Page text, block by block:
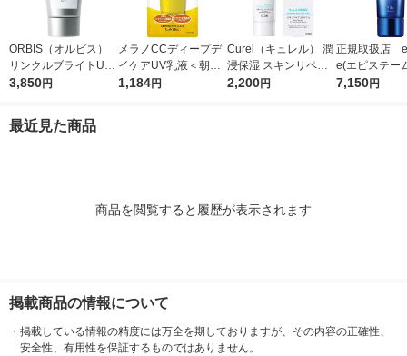
ORBIS（オルビス）
リンクルブライトUV
プロテクター N 50g
3,850円
メラノCCディープデ
イケアUV乳液＜朝用
日焼け止め乳液＞50g
1,184円
Curel（キュレル） 潤
浸保湿 スキンリペア
ＵＶセラム 60ｇ 花王
2,200円
正規取扱店
e(エピステー
ワイトUVレ
7,150円
最近見た商品
商品を閲覧すると履歴が表示されます
掲載商品の情報について
・ 掲載している情報の精度には万全を期しておりますが、その内容の正確性、
安全性、有用性を保証するものではありません。